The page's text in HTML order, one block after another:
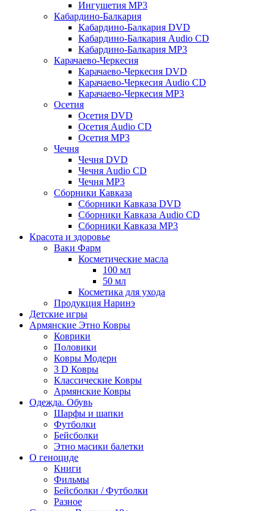
Ингушетия MP3
Кабардино-Балкария
Кабардино-Балкария DVD
Кабардино-Балкария Audio CD
Кабардино-Балкария MP3
Карачаево-Черкесия
Карачаево-Черкесия DVD
Карачаево-Черкесия Audio CD
Карачаево-Черкесия MP3
Осетия
Осетия DVD
Осетия Audio CD
Осетия MP3
Чечня
Чечня DVD
Чечня Audio CD
Чечня MP3
Сборники Кавказа
Сборники Кавказа DVD
Сборники Кавказа Audio CD
Сборники Кавказа MP3
Красота и здоровье
Ваки Фарм
Косметические масла
100 мл
50 мл
Косметика для ухода
Продукция Наринэ
Детские игры
Армянские Этно Ковры
Коврики
Половики
Ковры Модерн
3 D Ковры
Классические Ковры
Армянские Ковры
Одежда. Обувь
Шарфы и шапки
Футболки
Бейсболки
Этно масики балетки
О геноциде
Книги
Фильмы
Бейсболки / Футболки
Разное